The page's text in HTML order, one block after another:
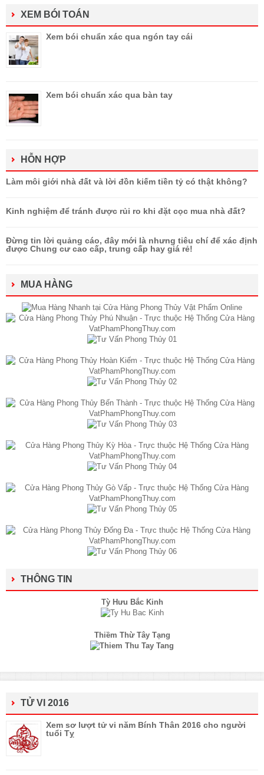
XEM BÓI TOÁN
Xem bói chuẩn xác qua ngón tay cái
Xem bói chuẩn xác qua bàn tay
HỖN HỢP
Làm môi giới nhà đất và lời đồn kiếm tiền tỷ có thật không?
Kinh nghiệm để tránh được rủi ro khi đặt cọc mua nhà đất?
Đừng tin lời quảng cáo, đây mới là nhưng tiêu chí để xác định
được Chung cư cao cấp, trung cấp hay giá rẻ!
MUA HÀNG
THÔNG TIN
Tỳ Hưu Bắc Kinh
Thiềm Thừ Tây Tạng
TỬ VI 2016
Xem sơ lượt tử vi năm Bính Thân 2016 cho người
tuổi Tỵ